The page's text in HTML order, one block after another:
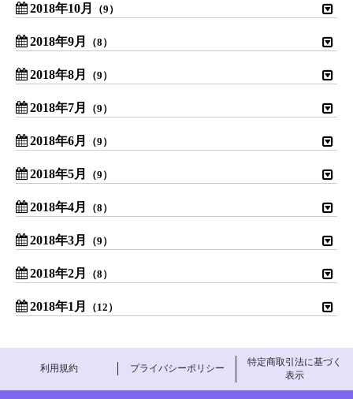
2018年10月 （9）
2018年9月 （8）
2018年8月 （9）
2018年7月 （9）
2018年6月 （9）
2018年5月 （9）
2018年4月 （8）
2018年3月 （9）
2018年2月 （8）
2018年1月 （12）
利用規約 プライバシーポリシー
特定商取引法に基づく
表示